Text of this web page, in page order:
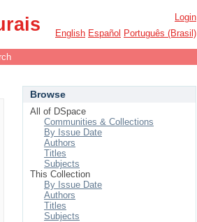
Login
English Español Português (Brasil)
Browse
All of DSpace
Communities & Collections
By Issue Date
Authors
Titles
Subjects
This Collection
By Issue Date
Authors
Titles
Subjects